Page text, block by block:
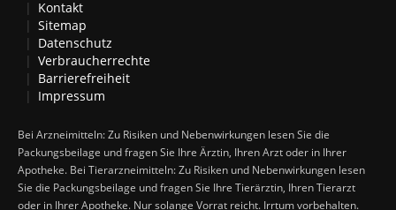
Kontakt
Sitemap
Datenschutz
Verbraucherrechte
Barrierefreiheit
Impressum
Bei Arzneimitteln: Zu Risiken und Nebenwirkungen lesen Sie die
Packungsbeilage und fragen Sie Ihre Ärztin, Ihren Arzt oder in Ihrer
Apotheke. Bei Tierarzneimitteln: Zu Risiken und Nebenwirkungen lesen
Sie die Packungsbeilage und fragen Sie Ihre Tierärztin, Ihren Tierarzt
oder in Ihrer Apotheke. Nur solange Vorrat reicht. Irrtum vorbehalten.